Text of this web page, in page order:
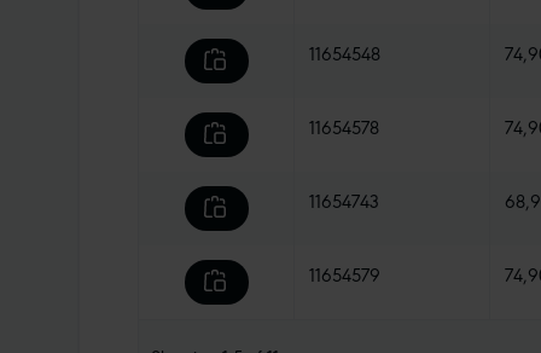
11654548
11654578
11654743
11654579